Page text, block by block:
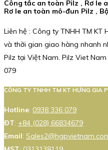
Công tắc an toàn Pilz , Rơ le
Rơ le an toàn mô-đun Pilz ,
Liên hệ : Công ty TNHH TM KT
và thời gian giao hàng nhanh
Pilz tại Việt Nam. Pilz Viet
079
CÔNG TY TNHH TM KT HƯNG GIA
Hotline: 0938 336 079
ĐT: +84 (028) 66834679
Email: